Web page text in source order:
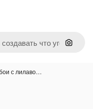
Поиск
с лилаво…